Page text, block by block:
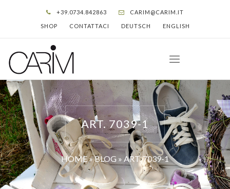
+39.0734.842863 CARIM@CARIM.IT
SHOP CONTATTACI DEUTSCH ENGLISH
ART. 7039-1
HOME»BLOG » ART. 7039-1